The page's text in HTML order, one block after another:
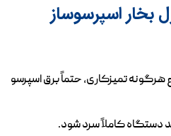
بخار اسپرسوساز
هرگونه تمیزکاری، حتماً برق اسپرسو
دستگاه کاملاً سرد شود.